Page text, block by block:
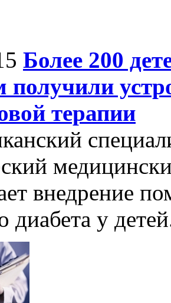
Более 200
получили
терапии
внедрение
диабета у